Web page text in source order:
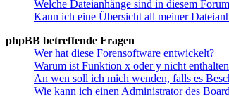
Welche Dateianhänge sind in diesem
Kann ich eine Übersicht all meiner
phpBB betreffende Fragen
Wer hat diese Forensoftware entwickelt?
Warum ist Funktion x oder y nicht
An wen soll ich mich wenden, falls es
Wie kann ich einen Administrator des